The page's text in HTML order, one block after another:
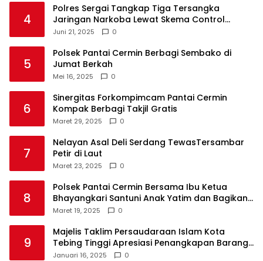
4
Polres Sergai Tangkap Tiga Tersangka
Jaringan Narkoba Lewat Skema Control
Delivery
Juni 21, 2025 0
5
Polsek Pantai Cermin Berbagi Sembako di
Jumat Berkah
Mei 16, 2025 0
6
Sinergitas Forkompimcam Pantai Cermin
Kompak Berbagi Takjil Gratis
Maret 29, 2025 0
7
Nelayan Asal Deli Serdang TewasTersambar
Petir di Laut
Maret 23, 2025 0
8
Polsek Pantai Cermin Bersama Ibu Ketua
Bhayangkari Santuni Anak Yatim dan Bagikan
Takjil
Maret 19, 2025 0
9
Majelis Taklim Persaudaraan Islam Kota
Tebing Tinggi Apresiasi Penangkapan Barang
Haram
Januari 16, 2025 0